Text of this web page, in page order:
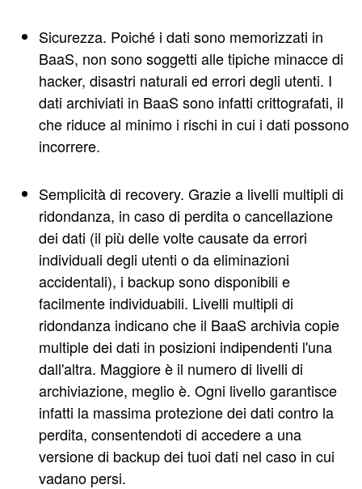
Sicurezza. Poiché i dati sono memorizzati in
BaaS, non sono soggetti alle tipiche minacce di
hacker, disastri naturali ed errori degli utenti. I
dati archiviati in BaaS sono infatti crittografati, il
che riduce al minimo i rischi in cui i dati possono
incorrere.
Semplicità di recovery. Grazie a livelli multipli di
ridondanza, in caso di perdita o cancellazione
dei dati (il più delle volte causate da errori
individuali degli utenti o da eliminazioni
accidentali), i backup sono disponibili e
facilmente individuabili. Livelli multipli di
ridondanza indicano che il BaaS archivia copie
multiple dei dati in posizioni indipendenti l'una
dall'altra. Maggiore è il numero di livelli di
archiviazione, meglio è. Ogni livello garantisce
infatti la massima protezione dei dati contro la
perdita, consentendoti di accedere a una
versione di backup dei tuoi dati nel caso in cui
vadano persi.